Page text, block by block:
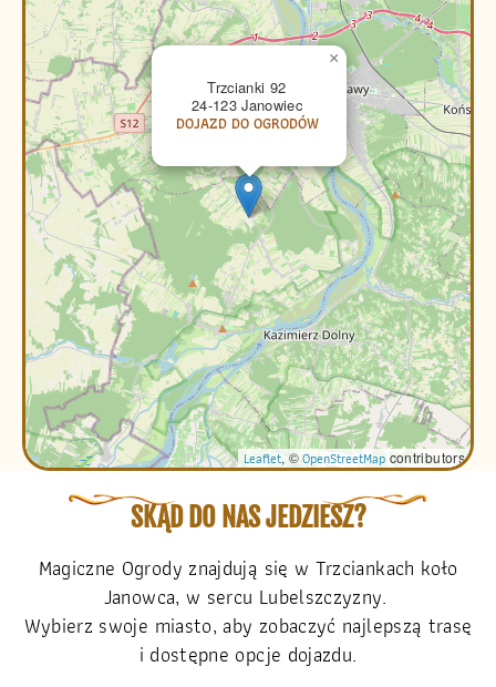
Trzcianki 92
24-123 Janowiec
DOJAZD DO OGRODÓW
×
Leaflet, ©OpenStreetMap contributors
SKĄD DO NAS JEDZIESZ?
Magiczne Ogrody znajdują się w Trzciankach koło
Janowca, w sercu Lubelszczyzny.
Wybierz swoje miasto, aby zobaczyć najlepszą trasę
i dostępne opcje dojazdu.